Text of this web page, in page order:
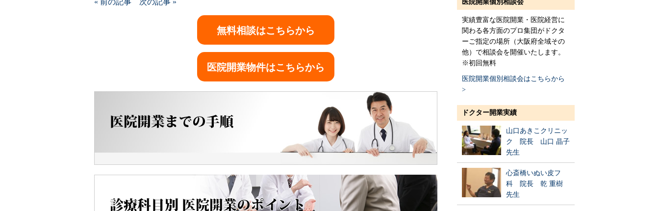
« 前の記事 次の記事 »
無料相談はこちらから
医院開業物件はこちらから
医院開業個別相談会
実績豊富な医院開業・医院経営に
関わる各方面のプロ集団がドクタ
ーご指定の場所（大阪府全域その
他）で相談会を開催いたします。
※初回無料
医院開業個別相談会はこちらから
>
ドクター開業実績
山口あきこクリニッ
ク 院長 山口 晶子
先生
心斎橋いぬい皮フ
科 院長 乾 重樹
先生